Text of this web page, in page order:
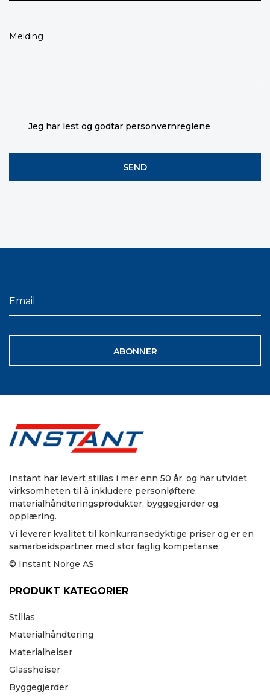
Jeg har lest og godtar personvernreglene
ABONNER
Instant har levert stillas i mer enn 50 år, og har utvidet
virksomheten til å inkludere personløftere,
materialhåndteringsprodukter, byggegjerder og
opplæring.
Vi leverer kvalitet til konkurransedyktige priser og er en
samarbeidspartner med stor faglig kompetanse.
© Instant Norge AS
PRODUKT KATEGORIER
Stillas
Materialhåndtering
Materialheiser
Glassheiser
Byggegjerder